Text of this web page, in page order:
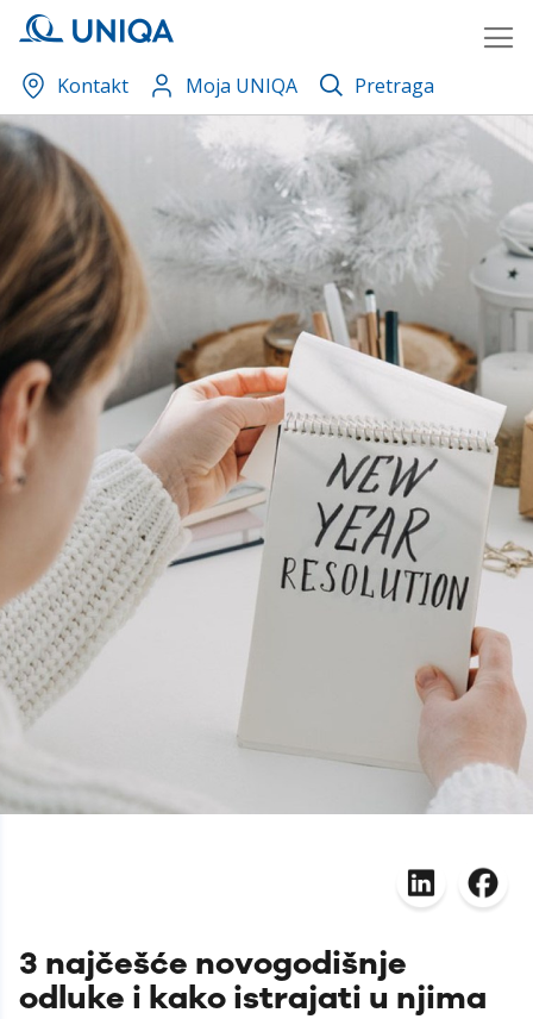
Skip
to
Kontakt
Moja UNIQA Pretraga
3 najčešće novogodišnje
odluke i kako istrajati u njima